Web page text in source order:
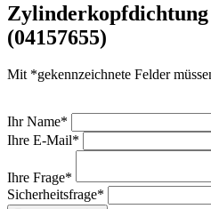
Zylinderkopfdichtung
(04157655)
Mit *gekennzeichnete Felder
Ihr Name*
Ihre E-Mail*
Ihre Frage*
Sicherheitsfrage*